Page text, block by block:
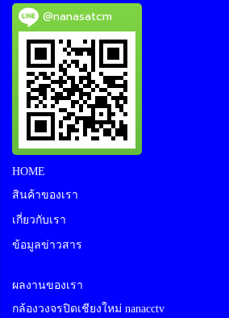
@nanasatcm
HOME
สินค้าของเรา
เกี่ยวกับเรา
ข้อมูลข่าวสาร
ผลงานของเรา
กล้องวงจรปิดเชียงใหม่ nanacctv